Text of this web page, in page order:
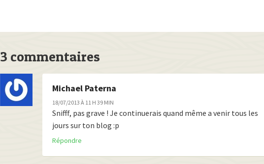
3 commentaires
Michael Paterna
18/07/2013 À 11 H 39 MIN
Snifff, pas grave ! Je continuerais quand même a venir tous les
jours sur ton blog :p
Répondre